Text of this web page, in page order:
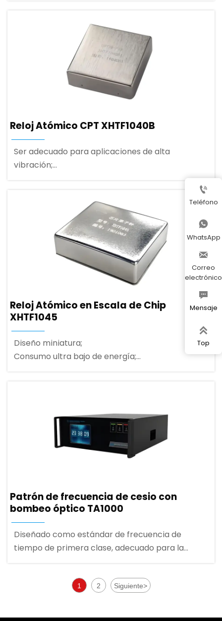
Puerto de comunicación serie UART;
Reloj Atómico CPT XHTF1040B
Ser adecuado para aplicaciones de alta
vibración;
3.3V fuente de alimentación de baja potencia,
Puerto de comunicación serie UART, ser capaz de
proporcionar salida de onda sinusoidal;
Reloj Atómico en Escala de Chip
XHTF1045
Diseño miniatura;
Consumo ultra bajo de energía;
Patrón de frecuencia de cesio con
bombeo óptico TA1000
Diseñado como estándar de frecuencia de
tiempo de primera clase, adecuado para la
telecomunicaciones digitales, sincronización de
etc.
1 2 Siguiente>

Teléfono

WhatsApp

Correo
electrónico

Mensaje

Top